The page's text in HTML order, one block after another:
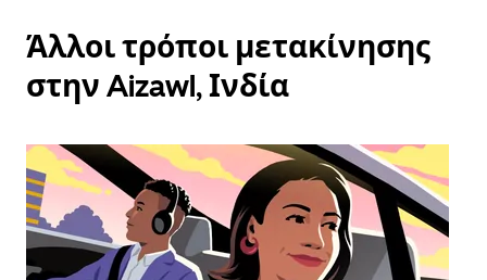
Άλλοι τρόποι μετακίνησης
στην Aizawl, Ινδία